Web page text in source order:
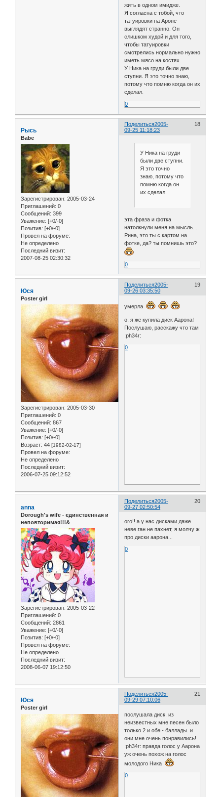
жить в одном имидже.
Я согласна с тобой, что
татуировки на Ароне
выглядят странно. Он
слишком худой и для того,
чтобы татуировки
смотрелись нормально нужно
иметь мясо на костях.
У Ника на груди были две
ступни. Я это точно знаю,
потому что помню когда он их
сделал.
0
Поделиться 18
2005-
09-25 11:18:23
Рысь
Babe
Зарегистрирован: 2005-03-24
Приглашений: 0
Сообщений: 399
Уважение: [+0/-0]
Позитив: [+0/-0]
Провел на форуме:
Не определено
Последний визит:
2007-08-25 02:30:32
У Ника на груди
были две ступни.
Я это точно
знаю, потому что
помню когда он
их сделал.
эта фраза и фотка
натолкнули меня на мысль....
Рина, это ты с картом на
фотке, да? ты помнишь это?
0
Поделиться 19
2005-
09-26 03:35:50
Юся
Poster girl
Зарегистрирован: 2005-03-30
Приглашений: 0
Сообщений: 867
Уважение: [+0/-0]
Позитив: [+0/-0]
Возраст: 44 [1982-02-17]
Провел на форуме:
Не определено
Последний визит:
2006-07-25 09:12:52
умерла
о, я же купила диск Аарона!
Послушаю, расскажу что там
:ph34r:
0
Поделиться 20
2005-
09-27 02:50:54
anna
Dorough's wife - единственная и
неповторимая!!!&
Зарегистрирован: 2005-03-22
Приглашений: 0
Сообщений: 2861
Уважение: [+0/-0]
Позитив: [+0/-0]
Провел на форуме:
Не определено
Последний визит:
2008-06-07 19:12:50
ого!! а у нас дисками даже
неве ган не пахнет, я молчу ж
про диски аарона...
0
Поделиться 21
2005-
09-29 07:10:06
Юся
Poster girl
послушала диск. из
неизвестных мне песен было
только 2 и обе - баллады. и
они мне очень понравились!
:ph34r: правда голос у Аарона
уж очень похож на голос
молодого Ника
0